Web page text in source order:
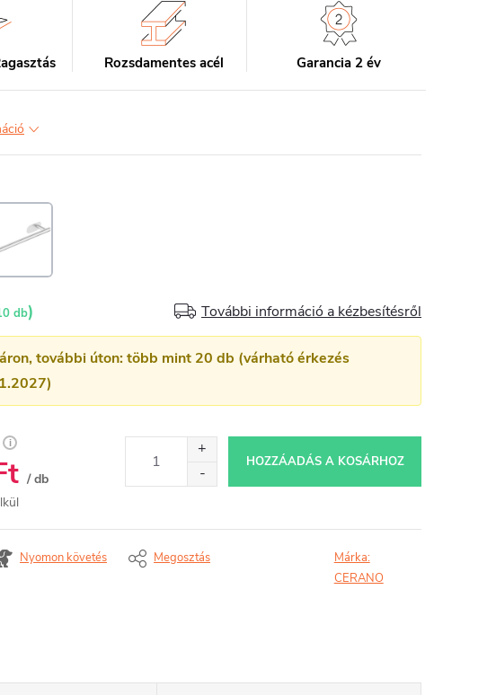
Rozsdamentes acél Garancia 2 év
db) További információ a kézbesítésről
további úton: több mint 20 db (várható érkezés
/ db
HOZZÁADÁS A KOSÁRHOZ
Nyomon követés Megosztás
Márka:
CERANO